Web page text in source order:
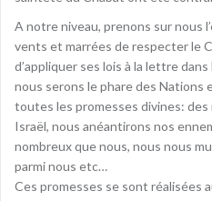
A notre niveau, prenons sur nous
vents et marrées de respecter le
d’appliquer ses lois à la lettre
nous serons le phare des
toutes les promesses divines:
Israël, nous anéantirons nos
nombreux que nous, nous nous
parmi nous etc…
Ces promesses se sont réalisées